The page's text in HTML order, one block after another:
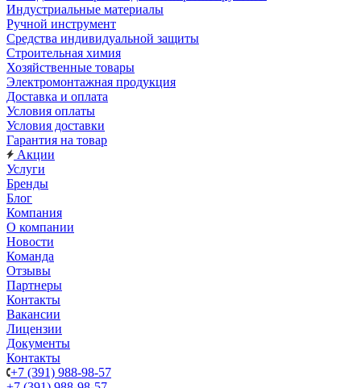
Индустриальные материалы
Ручной инструмент
Средства индивидуальной защиты
Строительная химия
Хозяйственные товары
Электромонтажная продукция
Доставка и оплата
Условия оплаты
Условия доставки
Гарантия на товар
Акции
Услуги
Бренды
Блог
Компания
О компании
Новости
Команда
Отзывы
Партнеры
Контакты
Вакансии
Лицензии
Документы
Контакты
+7 (391) 988-98-57